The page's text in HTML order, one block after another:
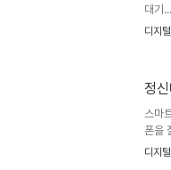
대기
이제
은 시
야기
디지
정
스마
폰을
는 경
디지